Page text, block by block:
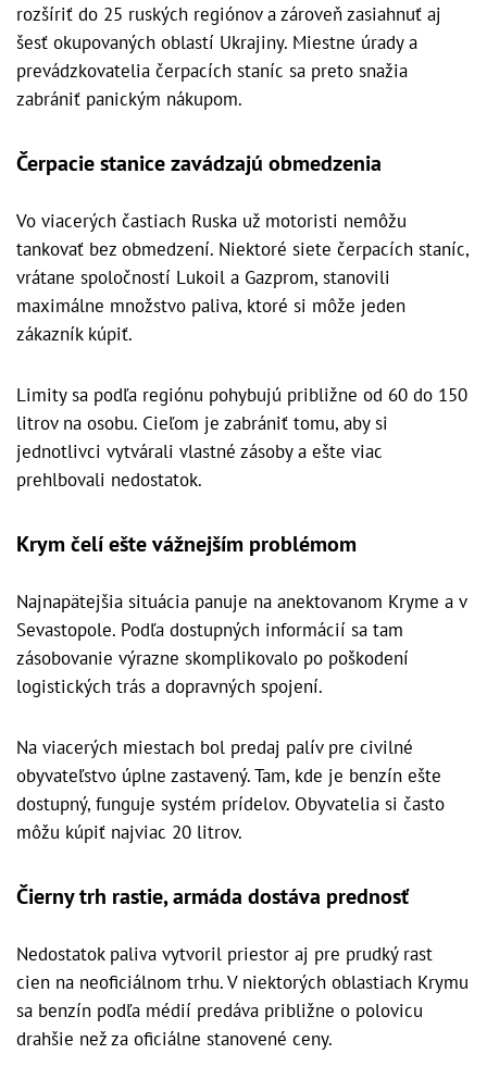
rozšíriť do 25 ruských regiónov a zároveň zasiahnuť aj
šesť okupovaných oblastí Ukrajiny. Miestne úrady a
prevádzkovatelia čerpacích staníc sa preto snažia
zabrániť panickým nákupom.
Čerpacie stanice zavádzajú obmedzenia
Vo viacerých častiach Ruska už motoristi nemôžu
tankovať bez obmedzení. Niektoré siete čerpacích staníc,
vrátane spoločností Lukoil a Gazprom, stanovili
maximálne množstvo paliva, ktoré si môže jeden
zákazník kúpiť.
Limity sa podľa regiónu pohybujú približne od 60 do 150
litrov na osobu. Cieľom je zabrániť tomu, aby si
jednotlivci vytvárali vlastné zásoby a ešte viac
prehlbovali nedostatok.
Krym čelí ešte vážnejším problémom
Najnapätejšia situácia panuje na anektovanom Kryme a v
Sevastopole. Podľa dostupných informácií sa tam
zásobovanie výrazne skomplikovalo po poškodení
logistických trás a dopravných spojení.
Na viacerých miestach bol predaj palív pre civilné
obyvateľstvo úplne zastavený. Tam, kde je benzín ešte
dostupný, funguje systém prídelov. Obyvatelia si často
môžu kúpiť najviac 20 litrov.
Čierny trh rastie, armáda dostáva prednosť
Nedostatok paliva vytvoril priestor aj pre prudký rast
cien na neoficiálnom trhu. V niektorých oblastiach Krymu
sa benzín podľa médií predáva približne o polovicu
drahšie než za oficiálne stanovené ceny.